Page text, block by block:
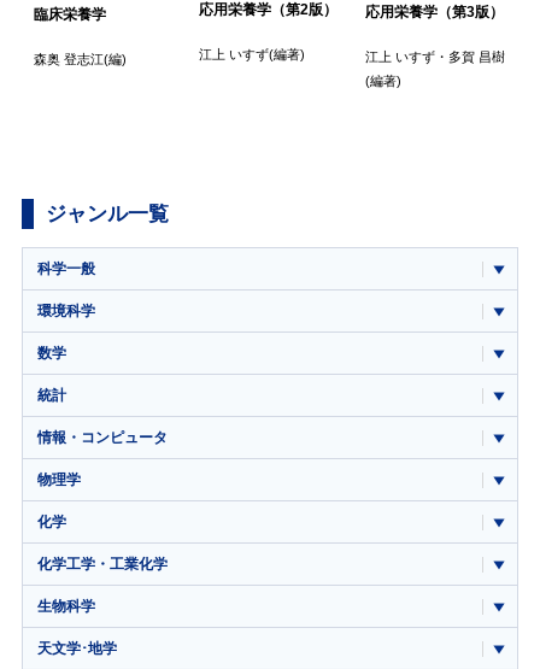
臨床栄養学
森奥 登志江(編)
応用栄養学（第2版）
江上 いすず(編著)
応用栄養学（第3版）
江上 いすず・ 多賀 昌樹
(編著)
ジャンル一覧
科学一般
環境科学
数学
統計
情報・コンピュータ
物理学
化学
化学工学・工業化学
生物科学
天文学･地学